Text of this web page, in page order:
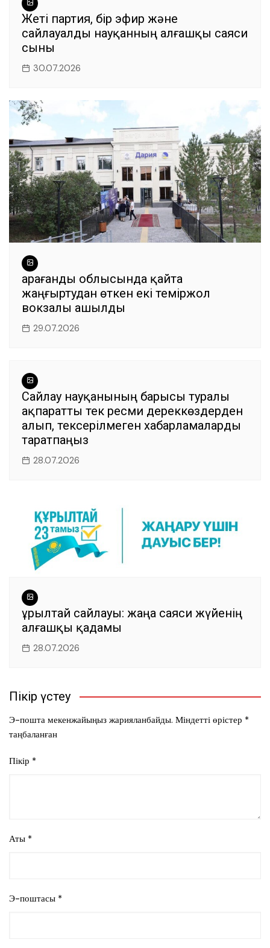
Жеті партия, бір эфир және
сайлауалды науқанның алғашқы саяси
сыны
30.07.2026
Қарағанды облысында қайта
жаңғыртудан өткен екі теміржол
вокзалы ашылды
29.07.2026
Сайлау науқанының барысы туралы
ақпаратты тек ресми дереккөздерден
алып, тексерілмеген хабарламаларды
таратпаңыз
28.07.2026
Құрылтай сайлауы: жаңа саяси жүйенің
алғашқы қадамы
28.07.2026
Пікір үстеу
Э-пошта мекенжайыңыз жарияланбайды. Міндетті өрістер *
таңбаланған
Пікір *
Аты *
Э-поштасы *